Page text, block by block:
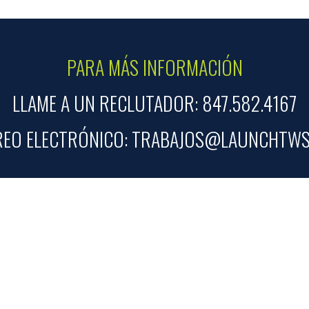
PARA MÁS INFORMACIÓN
LLAME A UN RECLUTADOR: 847.582.4167
ELECTRÓNICO: